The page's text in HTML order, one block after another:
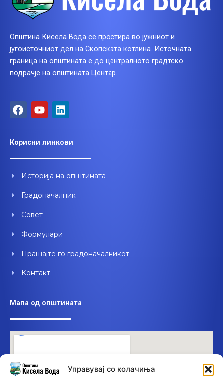
Управувај со колачиња
Општина Кисела Вода се простира во јужниот и
југоисточниот дел на Скопската котлина. Источната
граница на општината е до централното градтско
подрачје на општината Центар.
F
a
b
o
k
Y
o
u
b
L
i
e
d
n
Корисни линкови
Историја на општината
Градоначалник
Совет
Формулари
Прашајте го градоначалникот
Контакт
Мапа од општината